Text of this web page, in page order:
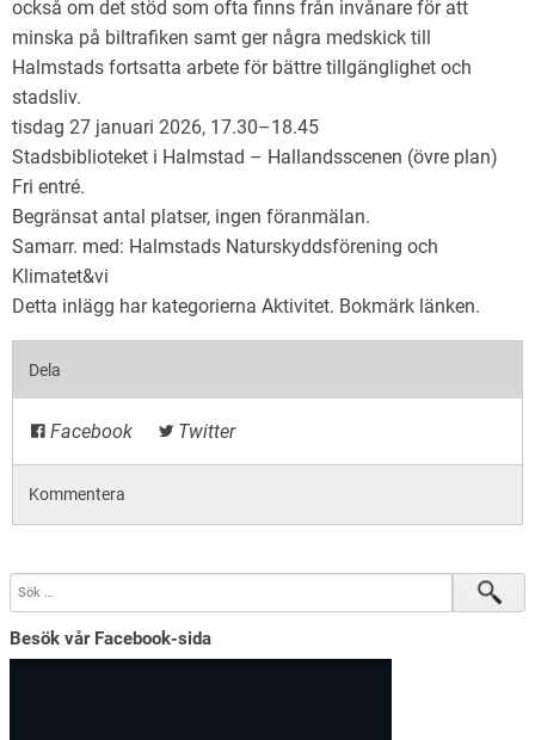
också om det stöd som ofta finns från invånare för att
minska på biltrafiken samt ger några medskick till
Halmstads fortsatta arbete för bättre tillgänglighet och
stadsliv.
tisdag 27 januari 2026, 17.30–18.45
Stadsbiblioteket i Halmstad – Hallandsscenen (övre plan)
Fri entré.
Begränsat antal platser, ingen föranmälan.
Samarr. med: Halmstads Naturskyddsförening och
Klimatet&vi
Detta inlägg har kategorierna Aktivitet. Bokmärk länken.
Dela
Facebook Twitter
Kommentera
Besök vår Facebook-sida